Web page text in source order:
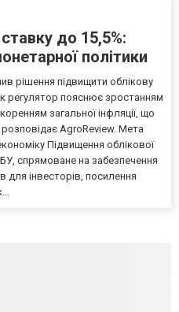
до 15,5%:
політики
рішення підвищити облікову
регулятор пояснює зростанням
загальної інфляції, що
AgroReview. Мета
Підвищення облікової
спрямоване на забезпечення
для інвесторів, посилення